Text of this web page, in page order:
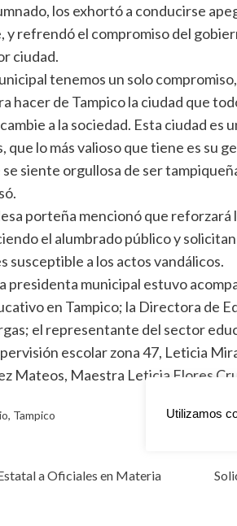
los exhortó a conducirse
y refrendó el compromiso del
ciudad.
tenemos un solo
hacer de Tampico la ciudad que
a la sociedad. Esta ciudad es
que lo más valioso que tiene es su
siente orgullosa de ser
porteña mencionó que
el alumbrado público y
susceptible a los actos vandálicos.
presidenta municipal estuvo
en Tampico; la Directora de
el representante del sector
escolar zona 47, Leticia
Mateos, Maestra Leticia Flores
, Tampico
a Oficiales en Materia
Utilizamos